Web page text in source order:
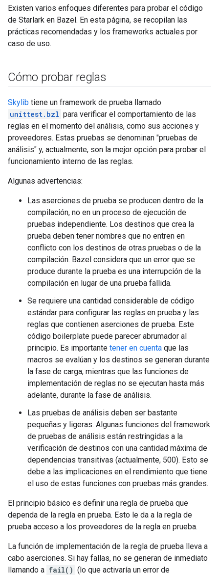
Existen varios enfoques diferentes para probar el código
de Starlark en Bazel. En esta página, se recopilan las
prácticas recomendadas y los frameworks actuales por
caso de uso.
Cómo probar reglas
Skylib tiene un framework de prueba llamado
unittest.bzl para verificar el comportamiento de las
reglas en el momento del análisis, como sus acciones y
proveedores. Estas pruebas se denominan "pruebas de
análisis" y, actualmente, son la mejor opción para probar el
funcionamiento interno de las reglas.
Algunas advertencias:
Las aserciones de prueba se producen dentro de la
compilación, no en un proceso de ejecución de
pruebas independiente. Los destinos que crea la
prueba deben tener nombres que no entren en
conflicto con los destinos de otras pruebas o de la
compilación. Bazel considera que un error que se
produce durante la prueba es una interrupción de la
compilación en lugar de una prueba fallida.
Se requiere una cantidad considerable de código
estándar para configurar las reglas en prueba y las
reglas que contienen aserciones de prueba. Este
código boilerplate puede parecer abrumador al
principio. Es importante tener en cuenta que las
macros se evalúan y los destinos se generan durante
la fase de carga, mientras que las funciones de
implementación de reglas no se ejecutan hasta más
adelante, durante la fase de análisis.
Las pruebas de análisis deben ser bastante
pequeñas y ligeras. Algunas funciones del framework
de pruebas de análisis están restringidas a la
verificación de destinos con una cantidad máxima de
dependencias transitivas (actualmente, 500). Esto se
debe a las implicaciones en el rendimiento que tiene
el uso de estas funciones con pruebas más grandes.
El principio básico es definir una regla de prueba que
dependa de la regla en prueba. Esto le da a la regla de
prueba acceso a los proveedores de la regla en prueba.
La función de implementación de la regla de prueba lleva a
cabo aserciones. Si hay fallas, no se generan de inmediato
llamando a fail() (lo que activaría un error de